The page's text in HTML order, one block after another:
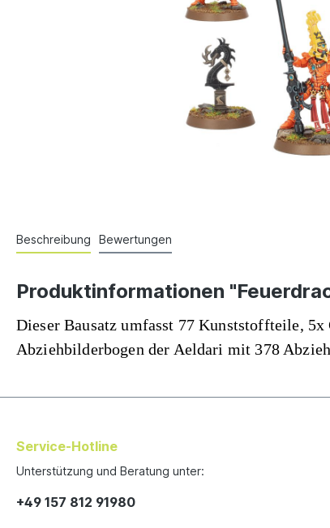
Beschreibung Bewertungen
Produktinformationen
Dieser Bausatz umfasst 77 Kunststoffteile,
Abziehbilderbogen der Aeldari mit 378
Service-Hotline
Unterstützung und Beratung unter:
+49 157 812 91980